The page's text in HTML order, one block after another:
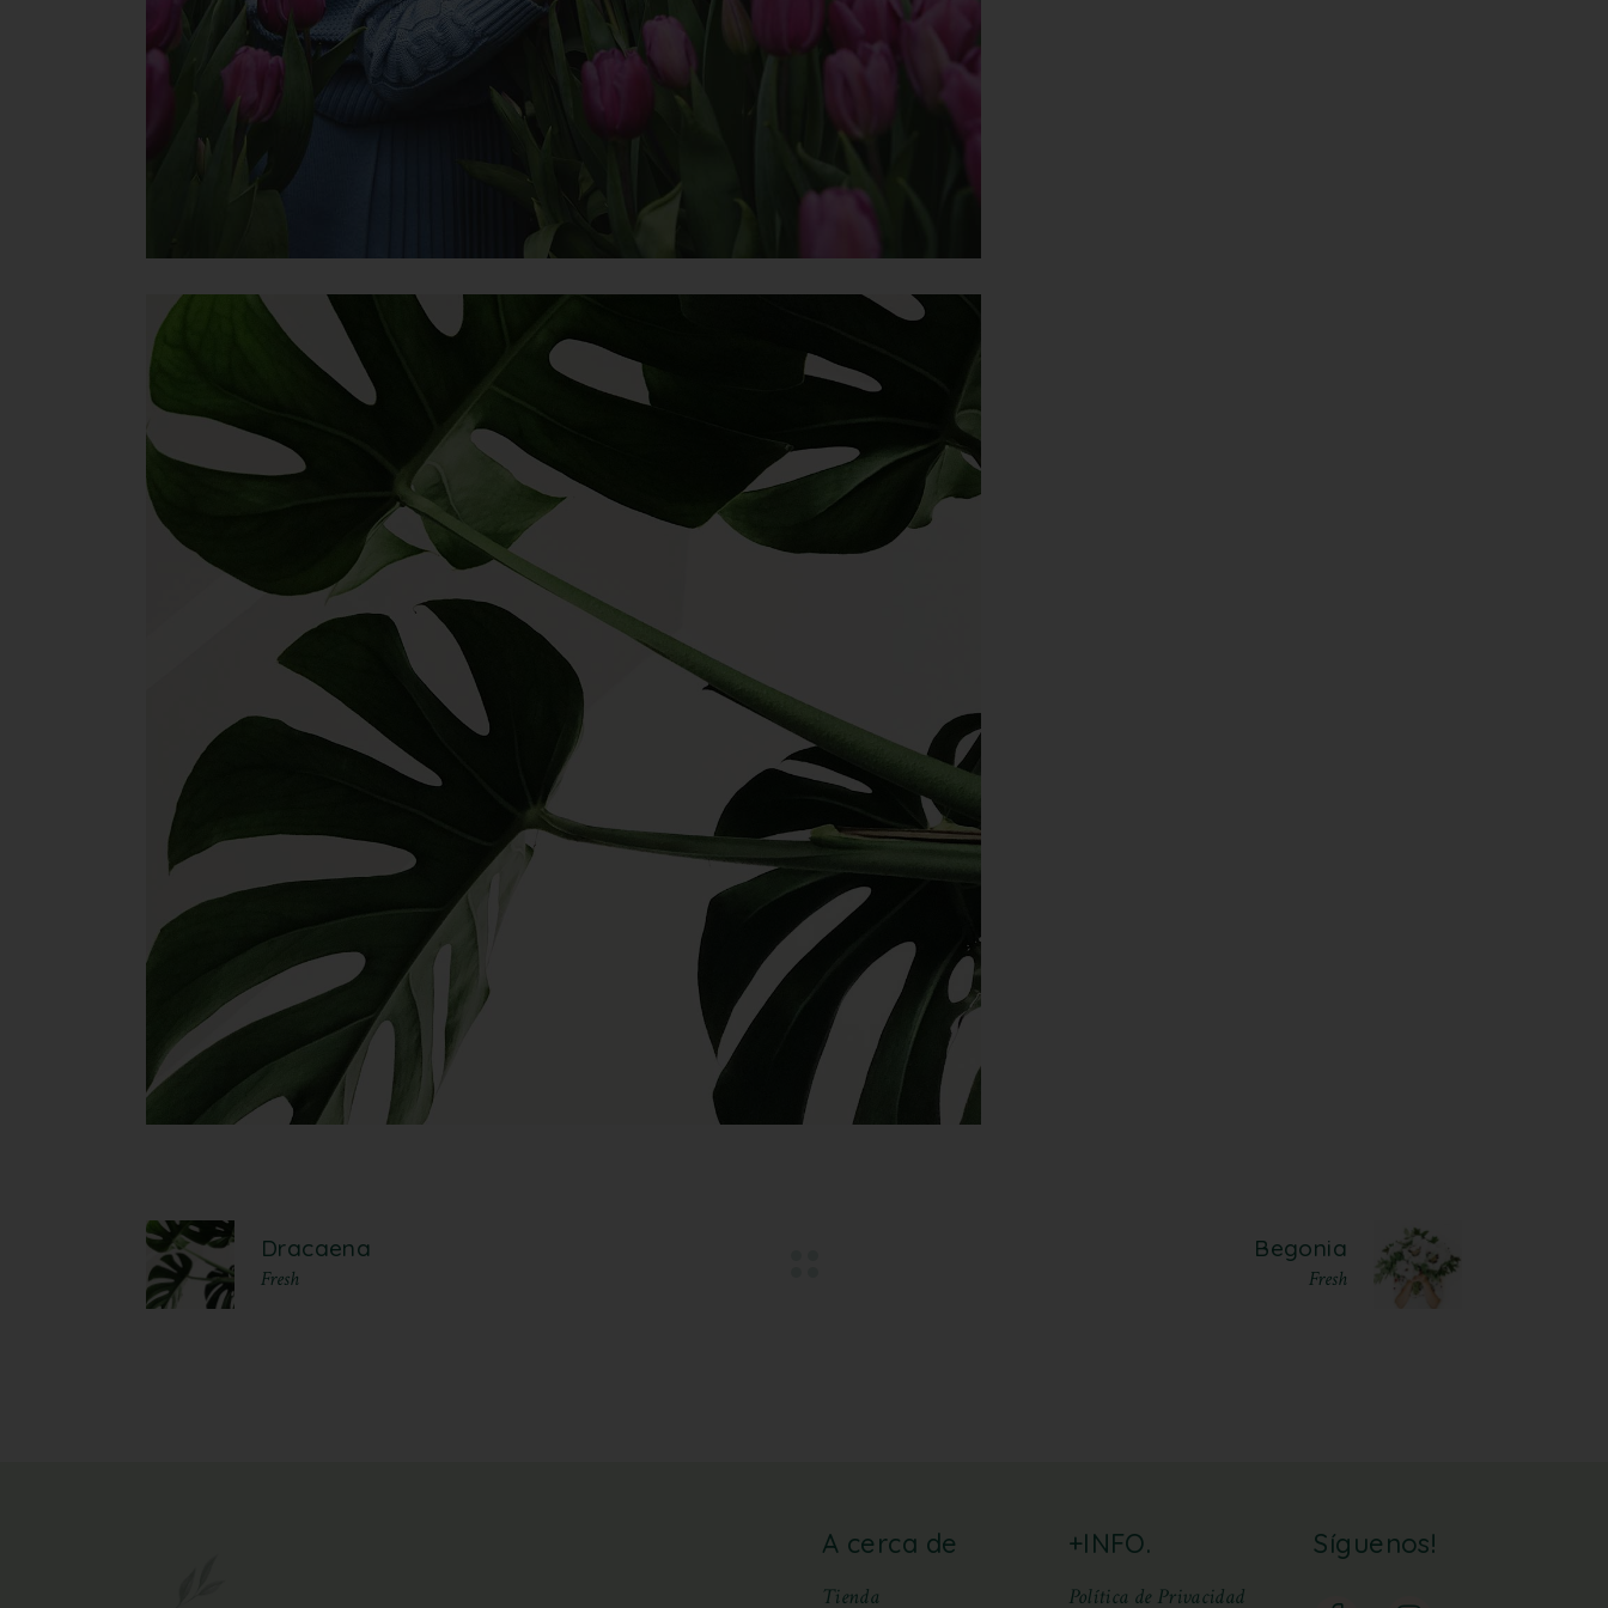
Dracaena
Fresh
Begonia
Fresh
A cerca de
Tienda
+INFO.
Política de Privacidad
Síguenos!